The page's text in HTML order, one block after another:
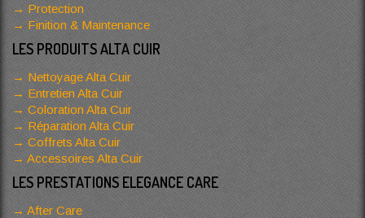
Protection
Finition & Maintenance
LES PRODUITS ALTA CUIR
Nettoyage Alta Cuir
Entretien Alta Cuir
Coloration Alta Cuir
Réparation Alta Cuir
Coffrets Alta Cuir
Accessoires Alta Cuir
LES PRESTATIONS ELEGANCE CARE
After Care